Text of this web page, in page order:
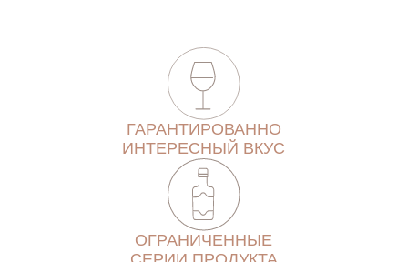
ГАРАНТИРОВАННО
ИНТЕРЕСНЫЙ ВКУС
ОГРАНИЧЕННЫЕ